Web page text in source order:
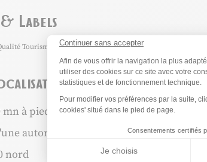
Continuer sans accepter
Plateforme de
Afin de vous offrir la navigation la plus
utiliser des cookies sur ce site avec votre
statistiques et de fonctionnement technique.
Pour modifier vos préférences par la suite,
cookies' situé dans le pied de page.
Consentements certifiés
Je choisis
Axeptio
Labels
Tourisme
à pied de la gare
autoroute
nord